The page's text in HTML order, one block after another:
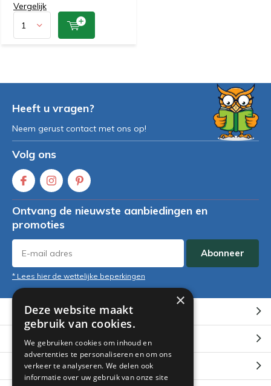
Vergelijk
Heeft u vragen?
Neem gerust contact met ons op!
Volg ons
Ontvang de nieuwste aanbiedingen en
promoties
Abonneer
* Lees hier de wettelijke beperkingen
Klantenservice
Mijn account
Categorieën
×
Deze website maakt
gebruik van cookies.
We gebruiken cookies om inhoud en
advertenties te personaliseren en om ons
verkeer te analyseren. We delen ook
informatie over uw gebruik van onze site